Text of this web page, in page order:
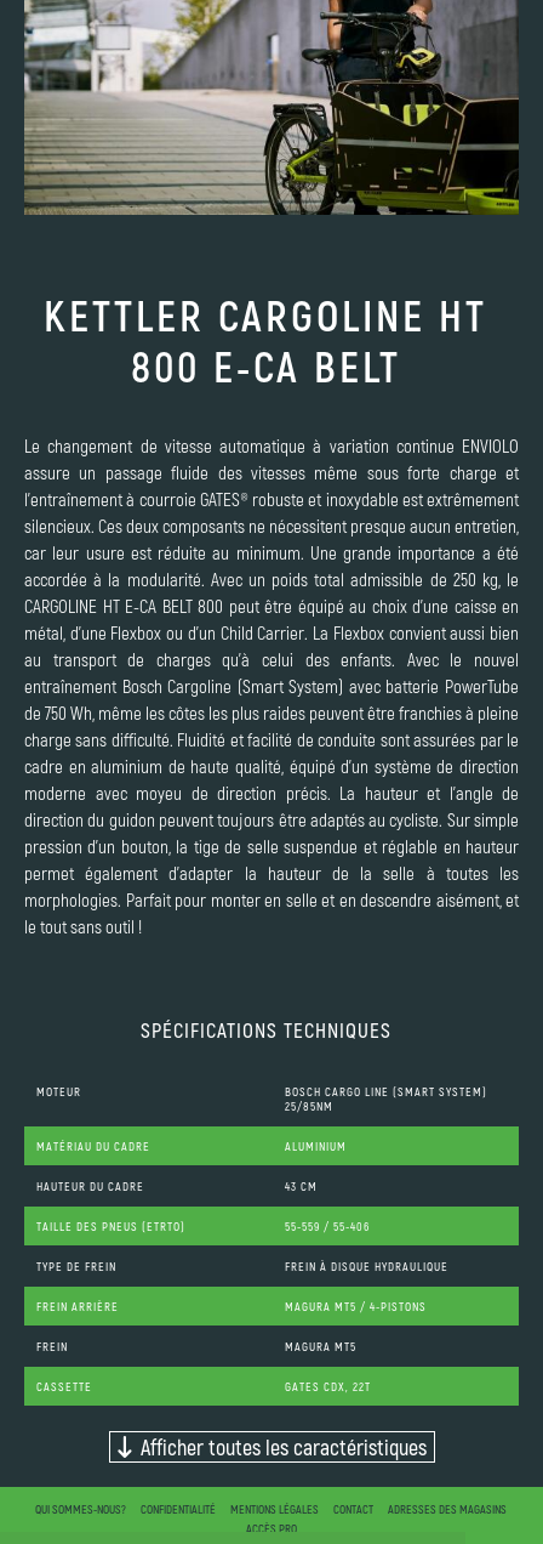
KETTLER CARGOLINE HT
800 E-CA BELT
Le changement de vitesse automatique à variation continue ENVIOLO
assure un passage fluide des vitesses même sous forte charge et
l’entraînement à courroie GATES® robuste et inoxydable est extrêmement
silencieux. Ces deux composants ne nécessitent presque aucun entretien,
car leur usure est réduite au minimum. Une grande importance a été
accordée à la modularité. Avec un poids total admissible de 250 kg, le
CARGOLINE HT E-CA BELT 800 peut être équipé au choix d’une caisse en
métal, d’une Flexbox ou d’un Child Carrier. La Flexbox convient aussi bien
au transport de charges qu’à celui des enfants. Avec le nouvel
entraînement Bosch Cargoline (Smart System) avec batterie PowerTube
de 750 Wh, même les côtes les plus raides peuvent être franchies à pleine
charge sans difficulté. Fluidité et facilité de conduite sont assurées par le
cadre en aluminium de haute qualité, équipé d’un système de direction
moderne avec moyeu de direction précis. La hauteur et l’angle de
direction du guidon peuvent toujours être adaptés au cycliste. Sur simple
pression d’un bouton, la tige de selle suspendue et réglable en hauteur
permet également d’adapter la hauteur de la selle à toutes les
morphologies. Parfait pour monter en selle et en descendre aisément, et
le tout sans outil !
SPÉCIFICATIONS TECHNIQUES
MOTEUR
BOSCH CARGO LINE (SMART SYSTEM)
25/85NM
MATÉRIAU DU CADRE ALUMINIUM
HAUTEUR DU CADRE 43 CM
TAILLE DES PNEUS (ETRTO) 55-559 / 55-406
TYPE DE FREIN FREIN À DISQUE HYDRAULIQUE
FREIN ARRIÈRE MAGURA MT5 / 4-PISTONS
FREIN MAGURA MT5
CASSETTE GATES CDX, 22T
Afficher toutes les caractéristiques
QUI SOMMES-NOUS? CONFIDENTIALITÉ MENTIONS LÉGALES CONTACT
ADRESSES DES MAGASINS
ACCÈS PRO